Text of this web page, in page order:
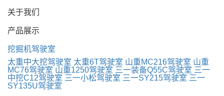
关于我们
产品展示
挖掘机驾驶室
太重中大挖驾驶室 太重6T驾驶室 山重MC216驾驶室 山重
MC76驾驶室 山重1250驾驶室 三一装备Q55C驾驶室 三一
中挖C12驾驶室 三一小松驾驶室 三一SY215驾驶室 三一
SY135U驾驶室